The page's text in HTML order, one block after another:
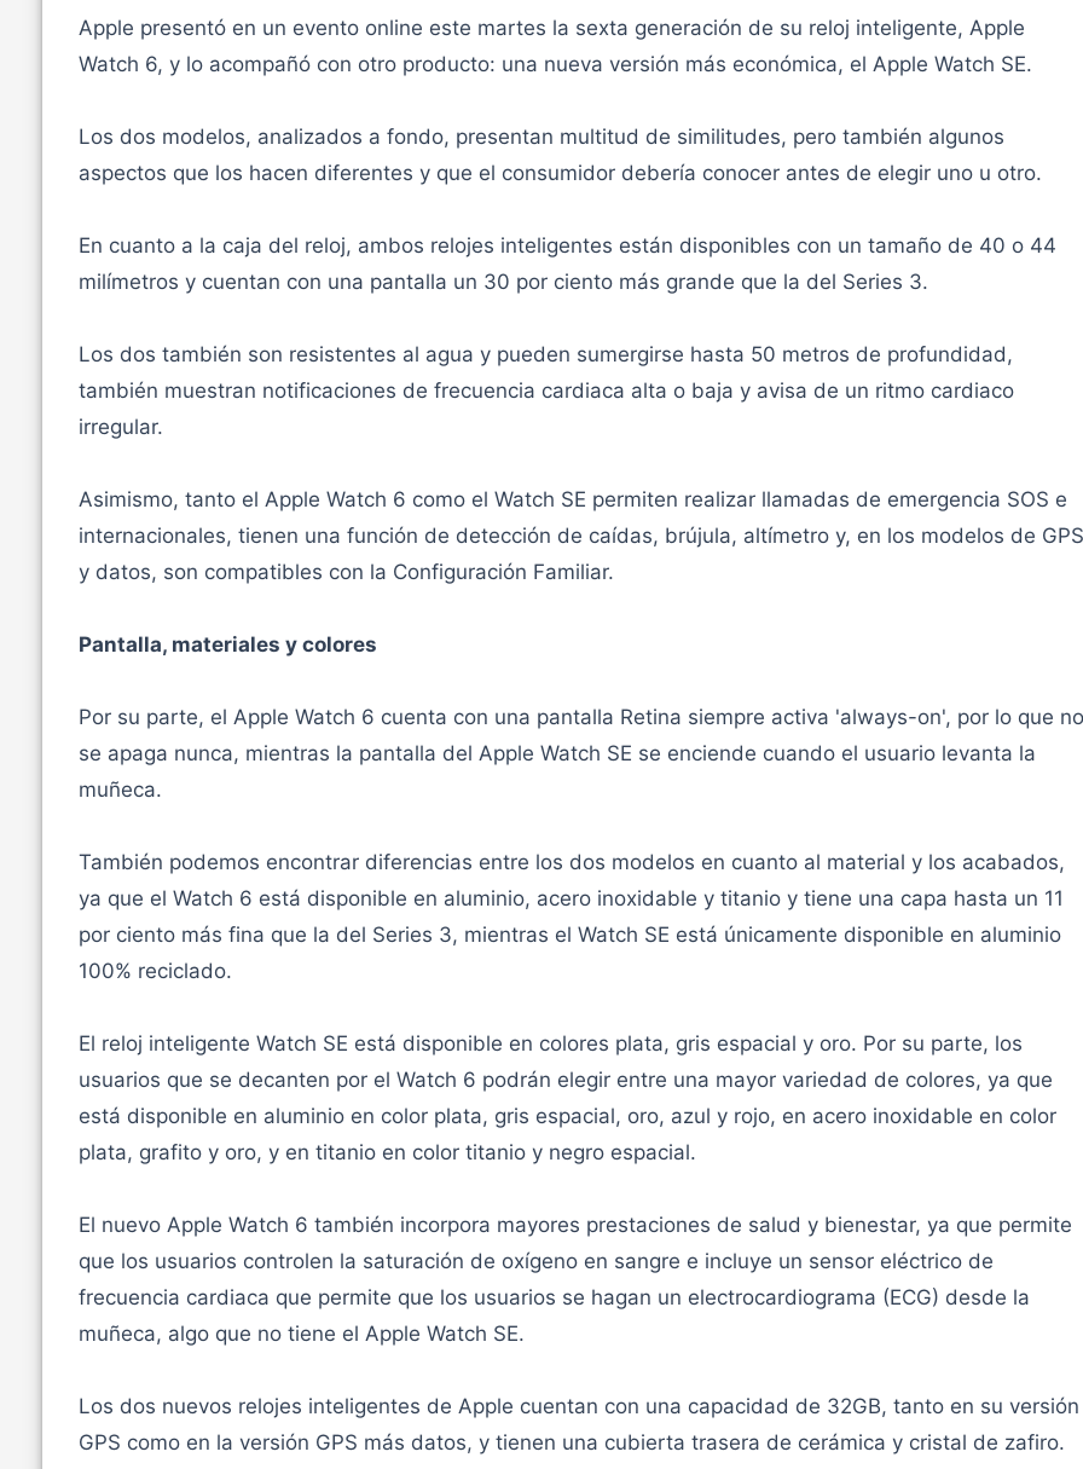
Apple presentó en un evento online este martes la sexta generación de su reloj inteligente, Apple
Watch 6, y lo acompañó con otro producto: una nueva versión más económica, el Apple Watch SE.
Los dos modelos, analizados a fondo, presentan multitud de similitudes, pero también algunos
aspectos que los hacen diferentes y que el consumidor debería conocer antes de elegir uno u otro.
En cuanto a la caja del reloj, ambos relojes inteligentes están disponibles con un tamaño de 40 o 44
milímetros y cuentan con una pantalla un 30 por ciento más grande que la del Series 3.
Los dos también son resistentes al agua y pueden sumergirse hasta 50 metros de profundidad,
también muestran notificaciones de frecuencia cardiaca alta o baja y avisa de un ritmo cardiaco
irregular.
Asimismo, tanto el Apple Watch 6 como el Watch SE permiten realizar llamadas de emergencia SOS e
internacionales, tienen una función de detección de caídas, brújula, altímetro y, en los modelos de GPS
y datos, son compatibles con la Configuración Familiar.
Pantalla, materiales y colores
Por su parte, el Apple Watch 6 cuenta con una pantalla Retina siempre activa 'always-on', por lo que no
se apaga nunca, mientras la pantalla del Apple Watch SE se enciende cuando el usuario levanta la
muñeca.
También podemos encontrar diferencias entre los dos modelos en cuanto al material y los acabados,
ya que el Watch 6 está disponible en aluminio, acero inoxidable y titanio y tiene una capa hasta un 11
por ciento más fina que la del Series 3, mientras el Watch SE está únicamente disponible en aluminio
100% reciclado.
El reloj inteligente Watch SE está disponible en colores plata, gris espacial y oro. Por su parte, los
usuarios que se decanten por el Watch 6 podrán elegir entre una mayor variedad de colores, ya que
está disponible en aluminio en color plata, gris espacial, oro, azul y rojo, en acero inoxidable en color
plata, grafito y oro, y en titanio en color titanio y negro espacial.
El nuevo Apple Watch 6 también incorpora mayores prestaciones de salud y bienestar, ya que permite
que los usuarios controlen la saturación de oxígeno en sangre e incluye un sensor eléctrico de
frecuencia cardiaca que permite que los usuarios se hagan un electrocardiograma (ECG) desde la
muñeca, algo que no tiene el Apple Watch SE.
Los dos nuevos relojes inteligentes de Apple cuentan con una capacidad de 32GB, tanto en su versión
GPS como en la versión GPS más datos, y tienen una cubierta trasera de cerámica y cristal de zafiro.